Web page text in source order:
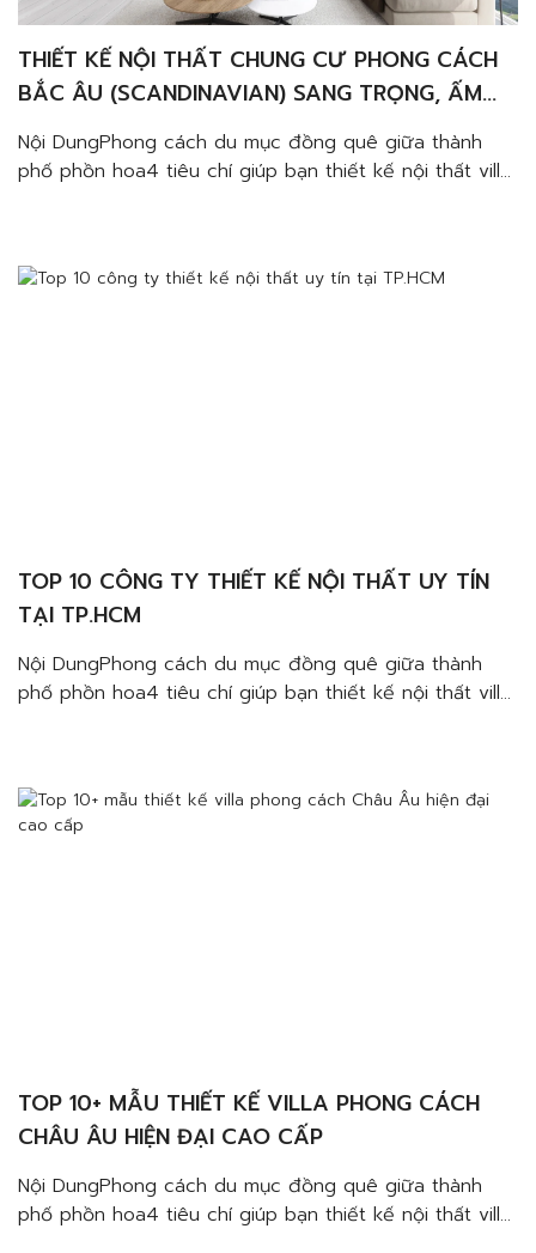
THIẾT KẾ NỘI THẤT CHUNG CƯ PHONG CÁCH
BẮC ÂU (SCANDINAVIAN) SANG TRỌNG, ẤM
CÚNG VÀ TINH TẾ
Nội DungPhong cách du mục đồng quê giữa thành
phố phồn hoa4 tiêu chí giúp bạn thiết kế nội thất villa
cư phong cách Bắc Âu cho […]
TOP 10 CÔNG TY THIẾT KẾ NỘI THẤT UY TÍN
TẠI TP.HCM
Nội DungPhong cách du mục đồng quê giữa thành
phố phồn hoa4 tiêu chí giúp bạn thiết kế nội thất villa
nghiệp giúp mang đến những […]
TOP 10+ MẪU THIẾT KẾ VILLA PHONG CÁCH
CHÂU ÂU HIỆN ĐẠI CAO CẤP
Nội DungPhong cách du mục đồng quê giữa thành
phố phồn hoa4 tiêu chí giúp bạn thiết kế nội thất villa